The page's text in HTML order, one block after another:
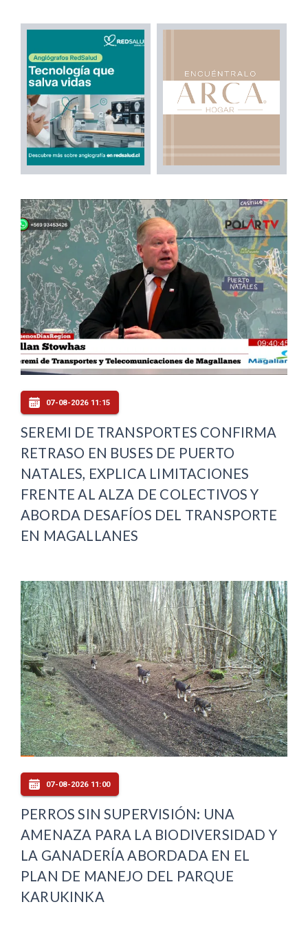
07-08-2026 11:15
SEREMI DE TRANSPORTES CONFIRMA
RETRASO EN BUSES DE PUERTO
NATALES, EXPLICA LIMITACIONES
FRENTE AL ALZA DE COLECTIVOS Y
ABORDA DESAFÍOS DEL TRANSPORTE
EN MAGALLANES
07-08-2026 11:00
PERROS SIN SUPERVISIÓN: UNA
AMENAZA PARA LA BIODIVERSIDAD Y
LA GANADERÍA ABORDADA EN EL
PLAN DE MANEJO DEL PARQUE
KARUKINKA